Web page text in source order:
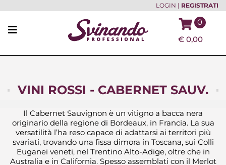
LOGIN | REGISTRATI
0
€ 0,00
VINI ROSSI - CABERNET SAUV.
Il Cabernet Sauvignon è un vitigno a bacca nera
originario della regione di Bordeaux, in Francia. La sua
versatilità l’ha reso capace di adattarsi ai territori più
svariati, trovando una fissa dimora in Toscana, sui Colli
Euganei veneti, nel Trentino Alto-Adige, oltre che in
Australia e in California. Spesso assemblati con il Merlot